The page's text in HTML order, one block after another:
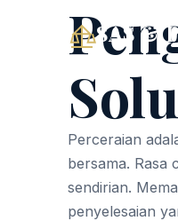
SAS &
Perceraian
bersama. Rasa
sendirian.
penyelesaian